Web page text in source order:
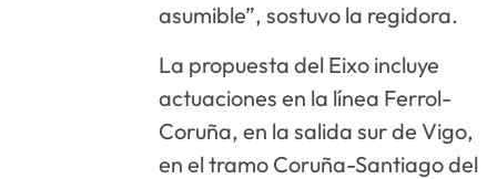
asumible”, sostuvo la regidora.
La propuesta del Eixo incluye
actuaciones en la línea Ferrol-
Coruña, en la salida sur de Vigo,
en el tramo Coruña-Santiago del